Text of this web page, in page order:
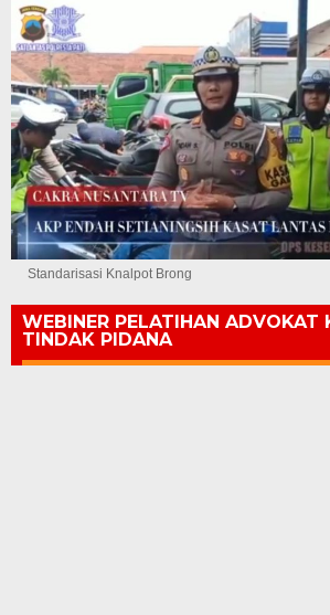
Standarisasi Knalpot Brong
WEBINER PELATIHAN ADVOKAT
TINDAK PIDANA